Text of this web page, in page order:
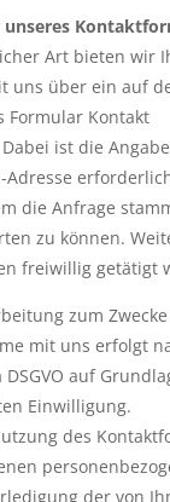
unseres
Art bieten wir
uns über ein auf
Formular Kontakt
ist die
Adresse
die Anfrage
zu können.
freiwillig getätigt
zum
mit uns erfolgt
DSGVO auf
Einwilligung.
des
der von